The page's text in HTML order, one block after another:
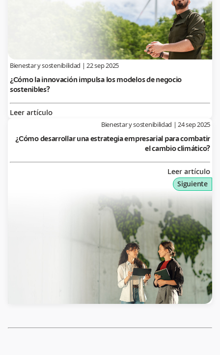
Bienestar y sostenibilidad |22 sep 2025
¿Cómo la innovación impulsa los modelos de negocio
sostenibles?
Leer artículo
Siguiente
Bienestar y sostenibilidad |24 sep 2025
¿Cómo desarrollar una estrategia empresarial para combatir
el cambio climático?
Leer artículo